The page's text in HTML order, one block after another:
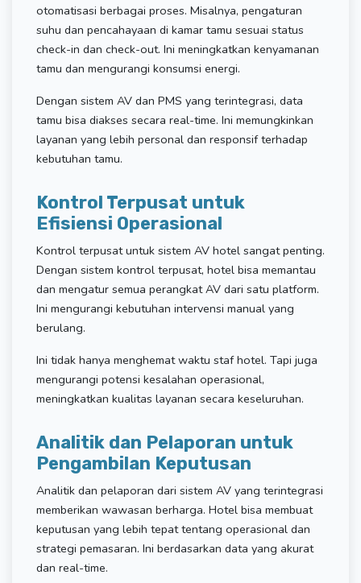
otomatisasi berbagai proses. Misalnya, pengaturan
suhu dan pencahayaan di kamar tamu sesuai status
check-in dan check-out. Ini meningkatkan kenyamanan
tamu dan mengurangi konsumsi energi.
Dengan sistem AV dan PMS yang terintegrasi, data
tamu bisa diakses secara real-time. Ini memungkinkan
layanan yang lebih personal dan responsif terhadap
kebutuhan tamu.
Kontrol Terpusat untuk
Efisiensi Operasional
Kontrol terpusat untuk sistem AV hotel sangat penting.
Dengan sistem kontrol terpusat, hotel bisa memantau
dan mengatur semua perangkat AV dari satu platform.
Ini mengurangi kebutuhan intervensi manual yang
berulang.
Ini tidak hanya menghemat waktu staf hotel. Tapi juga
mengurangi potensi kesalahan operasional,
meningkatkan kualitas layanan secara keseluruhan.
Analitik dan Pelaporan untuk
Pengambilan Keputusan
Analitik dan pelaporan dari sistem AV yang terintegrasi
memberikan wawasan berharga. Hotel bisa membuat
keputusan yang lebih tepat tentang operasional dan
strategi pemasaran. Ini berdasarkan data yang akurat
dan real-time.